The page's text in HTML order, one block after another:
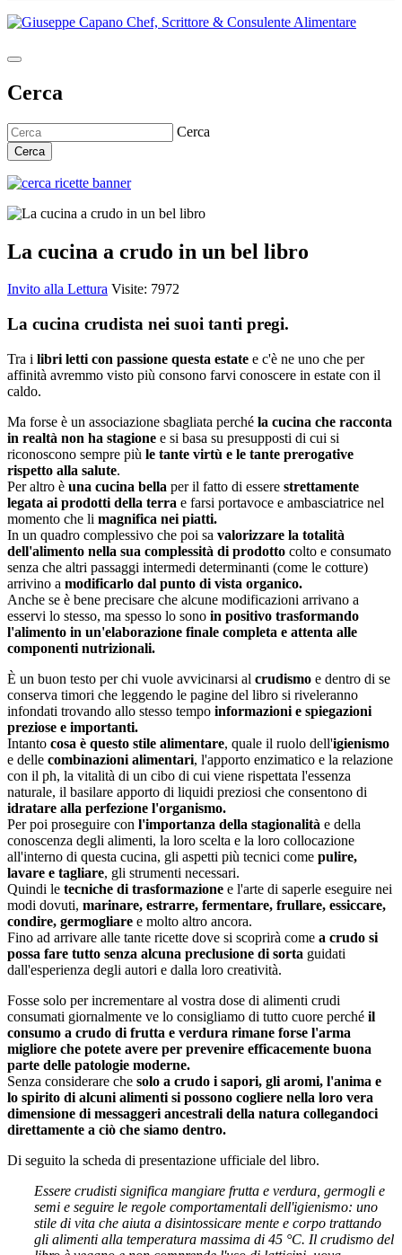
Cerca
Cerca
Cerca
La cucina a crudo in un bel libro
Invito alla Lettura Visite: 7972
La cucina crudista nei suoi tanti pregi.
Tra i libri letti con passione questa estate e c'è ne uno che per
affinità avremmo visto più consono farvi conoscere in estate con il
caldo.
Ma forse è un associazione sbagliata perché la cucina che racconta
in realtà non ha stagione e si basa su presupposti di cui si
riconoscono sempre più le tante virtù e le tante prerogative
rispetto alla salute.
Per altro è una cucina bella per il fatto di essere strettamente
legata ai prodotti della terra e farsi portavoce e ambasciatrice nel
momento che li magnifica nei piatti.
In un quadro complessivo che poi sa valorizzare la totalità
dell'alimento nella sua complessità di prodotto colto e consumato
senza che altri passaggi intermedi determinanti (come le cotture)
arrivino a modificarlo dal punto di vista organico.
Anche se è bene precisare che alcune modificazioni arrivano a
esservi lo stesso, ma spesso lo sono in positivo trasformando
l'alimento in un'elaborazione finale completa e attenta alle
componenti nutrizionali.
È un buon testo per chi vuole avvicinarsi al crudismo e dentro di se
conserva timori che leggendo le pagine del libro si riveleranno
infondati trovando allo stesso tempo informazioni e spiegazioni
preziose e importanti.
Intanto cosa è questo stile alimentare, quale il ruolo dell'igienismo
e delle combinazioni alimentari, l'apporto enzimatico e la relazione
con il ph, la vitalità di un cibo di cui viene rispettata l'essenza
naturale, il basilare apporto di liquidi preziosi che consentono di
idratare alla perfezione l'organismo.
Per poi proseguire con l'importanza della stagionalità e della
conoscenza degli alimenti, la loro scelta e la loro collocazione
all'interno di questa cucina, gli aspetti più tecnici come pulire,
lavare e tagliare, gli strumenti necessari.
Quindi le tecniche di trasformazione e l'arte di saperle eseguire nei
modi dovuti, marinare, estrarre, fermentare, frullare, essiccare,
condire, germogliare e molto altro ancora.
Fino ad arrivare alle tante ricette dove si scoprirà come a crudo si
possa fare tutto senza alcuna preclusione di sorta guidati
dall'esperienza degli autori e dalla loro creatività.
Fosse solo per incrementare al vostra dose di alimenti crudi
consumati giornalmente ve lo consigliamo di tutto cuore perché il
consumo a crudo di frutta e verdura rimane forse l'arma
migliore che potete avere per prevenire efficacemente buona
parte delle patologie moderne.
Senza considerare che solo a crudo i sapori, gli aromi, l'anima e
lo spirito di alcuni alimenti si possono cogliere nella loro vera
dimensione di messaggeri ancestrali della natura collegandoci
direttamente a ciò che siamo dentro.
Di seguito la scheda di presentazione ufficiale del libro.
Essere crudisti significa mangiare frutta e verdura, germogli e
semi e seguire le regole comportamentali dell'igienismo: uno
stile di vita che aiuta a disintossicare mente e corpo trattando
gli alimenti alla temperatura massima di 45 °C. Il crudismo del